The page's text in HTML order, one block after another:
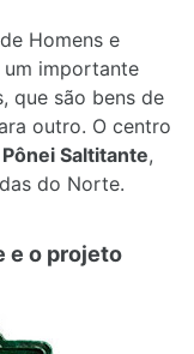
Homens e
um importante
que são bens de
outro. O centro
Saltitante,
do Norte.
e o projeto